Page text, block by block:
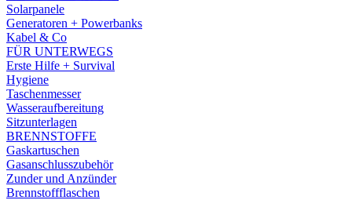
Solarpanele
Generatoren + Powerbanks
Kabel & Co
FÜR UNTERWEGS
Erste Hilfe + Survival
Hygiene
Taschenmesser
Wasseraufbereitung
Sitzunterlagen
BRENNSTOFFE
Gaskartuschen
Gasanschlusszubehör
Zunder und Anzünder
Brennstoffflaschen